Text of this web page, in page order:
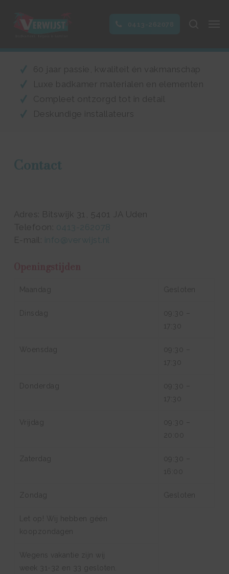
60 jaar passie, kwaliteit én vakmanschap
Luxe badkamer materialen en elementen
Compleet ontzorgd tot in detail
Deskundige installateurs
Contact
Adres: Bitswijk 31, 5401 JA Uden
Telefoon: 0413-262078
E-mail: info@verwijst.nl
Maandag Gesloten
Dinsdag
09:30 –
17:30
Woensdag
09:30 –
17:30
Donderdag
09:30 –
17:30
Vrijdag
09:30 –
20:00
Zaterdag
09:30 –
16:00
Zondag Gesloten
Let op! Wij hebben géén
koopzondagen
Wegens vakantie zijn wij
week 31-32 en 33 gesloten.